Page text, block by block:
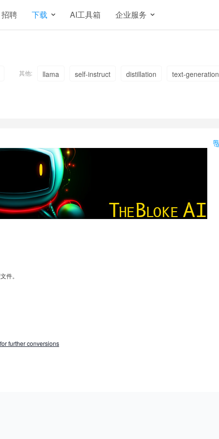
招聘 下载 AI工具箱 企业服务
其他: llama self-instruct distillation text-
件。
further conversions